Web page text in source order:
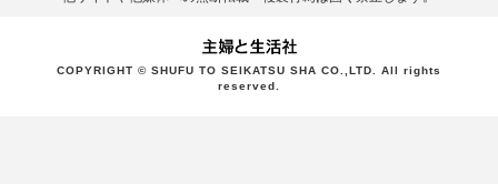
COPYRIGHT © SHUFU TO SEIKATSU SHA CO.,LTD. All rights
reserved.